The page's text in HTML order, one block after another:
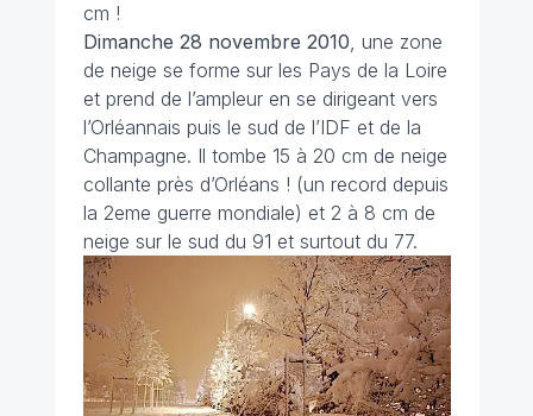
cm !
Dimanche 28 novembre 2010, une zone
de neige se forme sur les Pays de la Loire
et prend de l’ampleur en se dirigeant vers
l’Orléannais puis le sud de l’IDF et de la
Champagne. Il tombe 15 à 20 cm de neige
collante près d’Orléans ! (un record depuis
la 2eme guerre mondiale) et 2 à 8 cm de
neige sur le sud du 91 et surtout du 77.